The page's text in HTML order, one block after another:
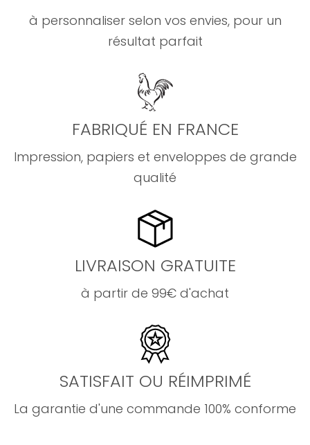
à personnaliser selon vos envies, pour un
résultat parfait
FABRIQUÉ EN FRANCE
Impression, papiers et enveloppes de grande
qualité
LIVRAISON GRATUITE
à partir de 99€ d'achat
SATISFAIT OU RÉIMPRIMÉ
La garantie d'une commande 100% conforme